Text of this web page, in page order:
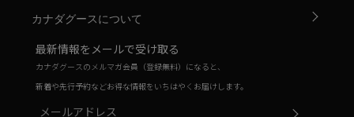
カナダグースについて
最新情報をメールで受け取る
カナダグースのメルマガ会員（登録無料）になると、
新着や先行予約などお得な情報をいちはやくお届けします。